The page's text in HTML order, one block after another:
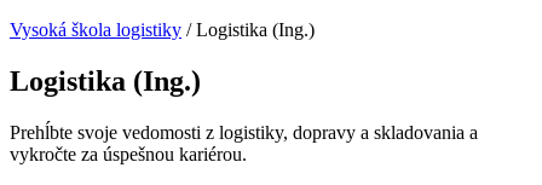
Vysoká škola logistiky /Logistika (Ing.)
Logistika (Ing.)
Prehĺbte svoje vedomosti z logistiky, dopravy a skladovania a
vykročte za úspešnou kariérou.